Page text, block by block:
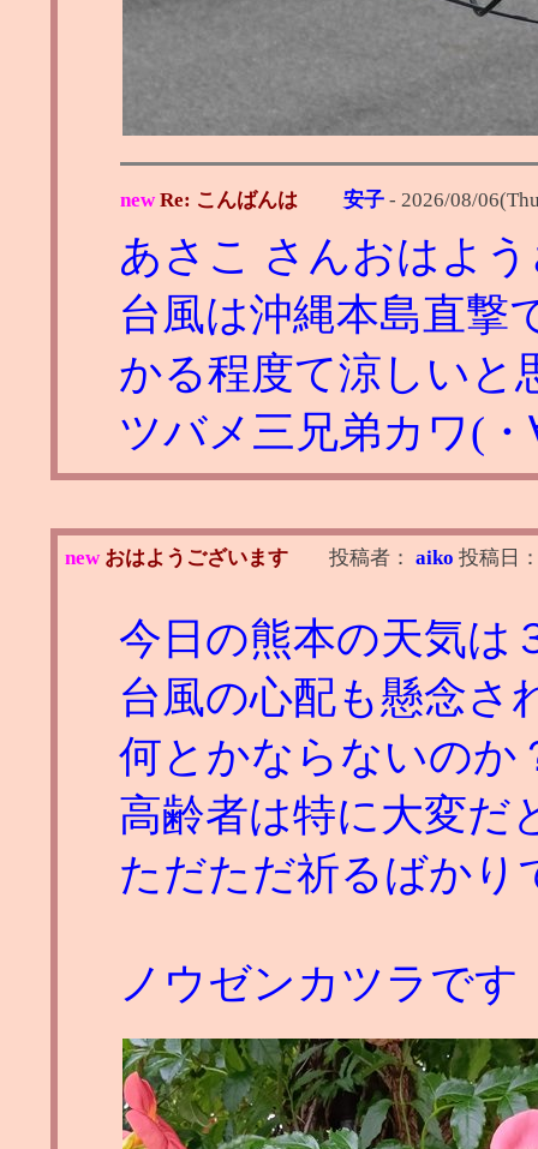
new Re: こんばんは 安子 - 2026/08/
あさこ さんおはよ
台風は沖縄本島直撃
かる程度て涼しいと
ツバメ三兄弟カワ(
new おはようございます 投稿者： aiko 投稿日
今日の熊本の天気は
台風の心配も懸念さ
何とかならないのか
高齢者は特に大変だ
ただただ祈るばかり
ノウゼンカツラです